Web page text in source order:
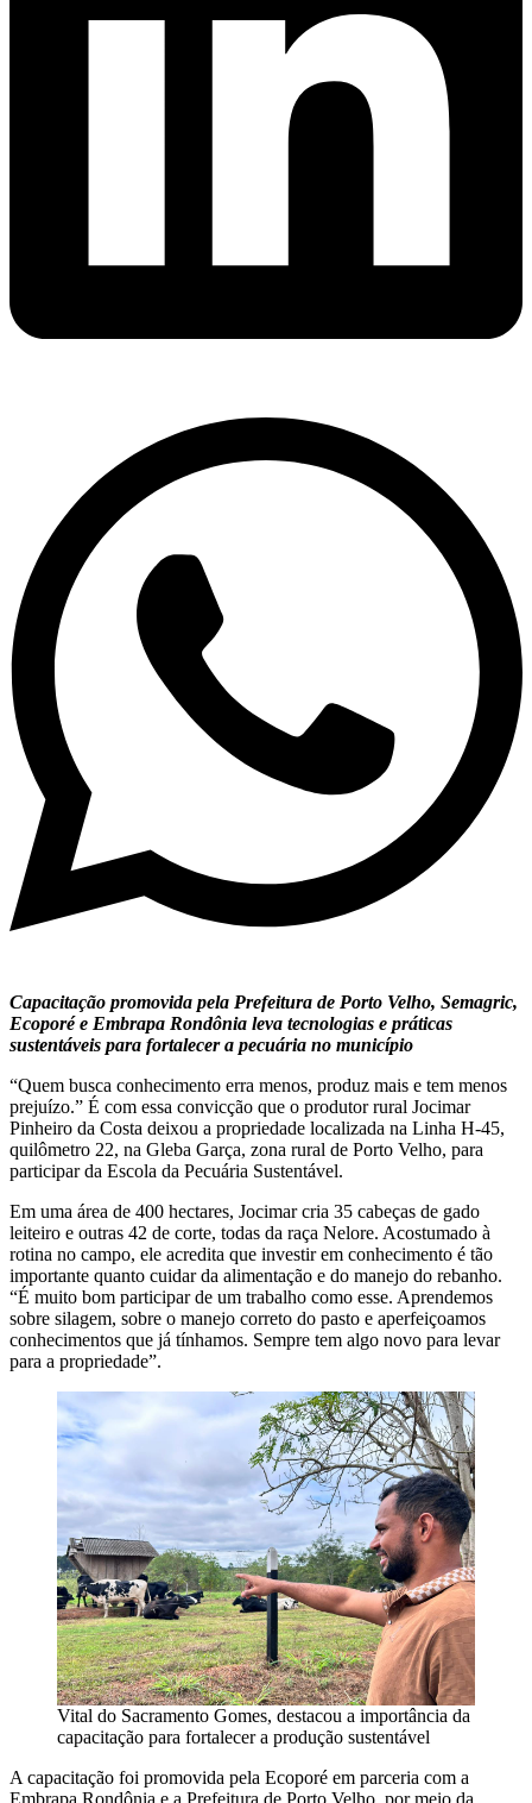
Capacitação promovida pela Prefeitura de Porto Velho, Semagric,
Ecoporé e Embrapa Rondônia leva tecnologias e práticas
sustentáveis para fortalecer a pecuária no município
“Quem busca conhecimento erra menos, produz mais e tem menos
prejuízo.” É com essa convicção que o produtor rural Jocimar
Pinheiro da Costa deixou a propriedade localizada na Linha H-45,
quilômetro 22, na Gleba Garça, zona rural de Porto Velho, para
participar da Escola da Pecuária Sustentável.
Em uma área de 400 hectares, Jocimar cria 35 cabeças de gado
leiteiro e outras 42 de corte, todas da raça Nelore. Acostumado à
rotina no campo, ele acredita que investir em conhecimento é tão
importante quanto cuidar da alimentação e do manejo do rebanho.
“É muito bom participar de um trabalho como esse. Aprendemos
sobre silagem, sobre o manejo correto do pasto e aperfeiçoamos
conhecimentos que já tínhamos. Sempre tem algo novo para levar
para a propriedade”.
Vital do Sacramento Gomes, destacou a importância da
capacitação para fortalecer a produção sustentável
A capacitação foi promovida pela Ecoporé em parceria com a
Embrapa Rondônia e a Prefeitura de Porto Velho, por meio da